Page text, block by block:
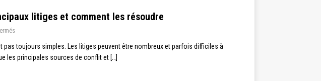
litiges et comment les résoudre
toujours simples. Les litiges peuvent être nombreux et parfois difficiles à
les principales sources de conflit et […]